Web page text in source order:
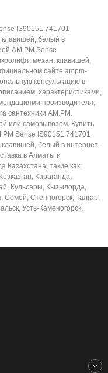
IS90151.741701
клавишей, белый в
AM.PM Sense
механ. клавишей,
сайте ampm-
консультацию в
характеристиками,
производителя,
сантехники AM.PM.
или самовывозом. Купить
Sense IS90151.741701
белый в интернет-
в Алматы и
Казахстана, такие как:
Караганда,
Кульсары, Кызылорда,
Степногорск, Талгар,
Усть-Каменогорск,